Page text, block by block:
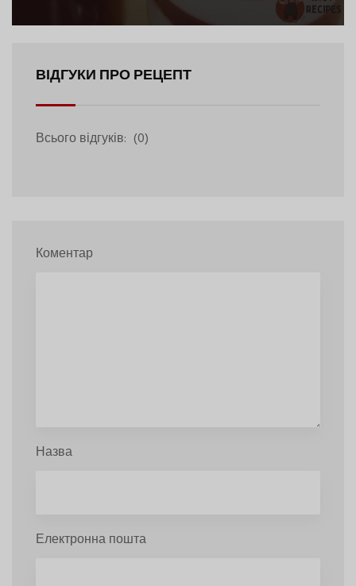
ВІДГУКИ ПРО РЕЦЕПТ
Всього відгуків: (0)
Коментар
Назва
Електронна пошта